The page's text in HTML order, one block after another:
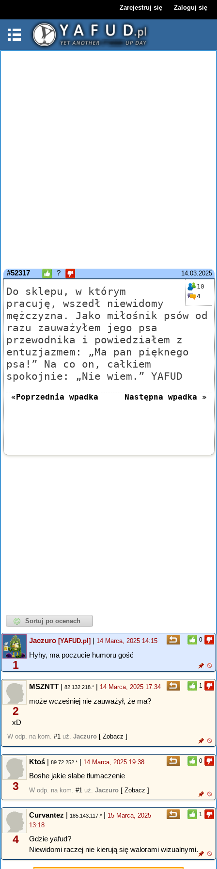
Zarejestruj się Zaloguj się
14.03.2025
#52317 ?
10
4
Do sklepu, w którym
pracuję, wszedł niewidomy
mężczyzna. Jako miłośnik psów od
razu zauważyłem jego psa
przewodnika i powiedziałem z
entuzjazmem: „Ma pan pięknego
psa!” Na co on, całkiem
spokojnie: „Nie wiem.” YAFUD
«Poprzednia wpadka Następna wpadka »
0
1
Jaczuro [YAFUD.pl] | 14 Marca, 2025 14:15
Hyhy, ma poczucie humoru gość
1
2
MSZNTT | 82.132.218.* | 14 Marca, 2025 17:34
może wcześniej nie zauważył, że ma?
xD
W odp. na kom. #1 uż. Jaczuro [ Zobacz ]
0
3
Ktoś | 89.72.252.* | 14 Marca, 2025 19:38
Boshe jakie słabe tłumaczenie
W odp. na kom. #1 uż. Jaczuro [ Zobacz ]
1
4
Curvantez | 185.143.117.* | 15 Marca, 2025
13:18
Gdzie yafud?
Niewidomi raczej nie kierują się walorami wizualnymi.